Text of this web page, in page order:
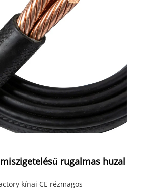
rugalmas huzal
kínai CE rézmagos